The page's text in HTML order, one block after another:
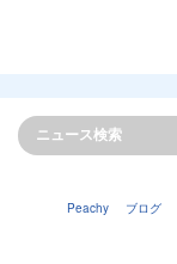
Peachy ブログ